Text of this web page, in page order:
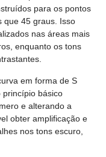
para os pontos
que 45 graus. Isso
nas áreas mais
enquanto os tons
em forma de S
princípio básico
e alterando a
obter amplificação e
nos tons escuro,